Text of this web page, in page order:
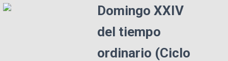
Domingo XXIV
del tiempo
ordinario (Ciclo